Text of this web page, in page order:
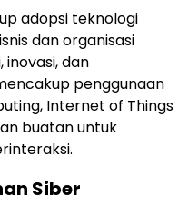
adopsi teknologi
dan organisasi
dan
penggunaan
Internet of Things
buatan untuk
Siber